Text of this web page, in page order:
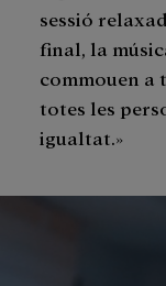
sessió
final, la
commouen a
totes les
igualtat.»